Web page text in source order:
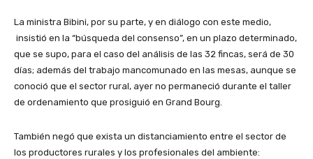
La ministra Bibini, por su parte, y en diálogo con este medio,
insistió en la “búsqueda del consenso”, en un plazo determinado,
que se supo, para el caso del análisis de las 32 fincas, será de 30
días; además del trabajo mancomunado en las mesas, aunque se
conoció que el sector rural, ayer no permaneció durante el taller
de ordenamiento que prosiguió en Grand Bourg.
También negó que exista un distanciamiento entre el sector de
los productores rurales y los profesionales del ambiente: